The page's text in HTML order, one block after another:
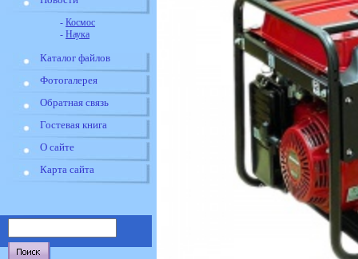
- Космос
- Наука
Каталог файлов
Фотогалерея
Обратная связь
Гостевая книга
О сайте
Карта сайта